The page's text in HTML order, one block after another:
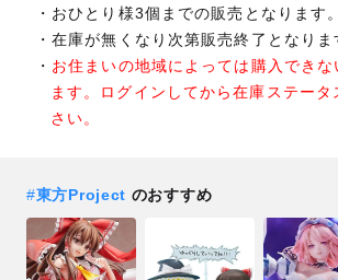
おひとり様3個までの販売となります。
在庫が無くなり次第販売終了となりま
お住まいの地域によっては購入でき
ます。ログインしてから在庫ステー
さい。
#東方Project のおすすめ